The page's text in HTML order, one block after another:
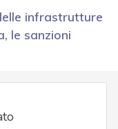
infrastrutture
le sanzioni